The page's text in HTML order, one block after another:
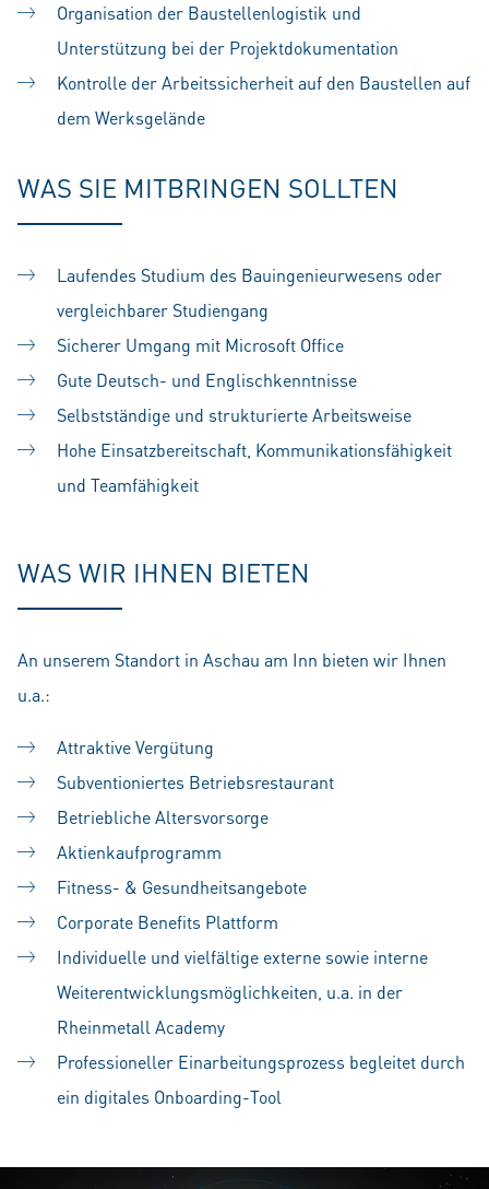
Organisation der Baustellenlogistik und
Unterstützung bei der Projektdokumentation
Kontrolle der Arbeitssicherheit auf den Baustellen auf
dem Werksgelände
WAS SIE MITBRINGEN SOLLTEN
Laufendes Studium des Bauingenieurwesens oder
vergleichbarer Studiengang
Sicherer Umgang mit Microsoft Office
Gute Deutsch- und Englischkenntnisse
Selbstständige und strukturierte Arbeitsweise
Hohe Einsatzbereitschaft, Kommunikationsfähigkeit
und Teamfähigkeit
WAS WIR IHNEN BIETEN
An unserem Standort in Aschau am Inn bieten wir Ihnen
u.a.:
Attraktive Vergütung
Subventioniertes Betriebsrestaurant
Betriebliche Altersvorsorge
Aktienkaufprogramm
Fitness- & Gesundheitsangebote
Corporate Benefits Plattform
Individuelle und vielfältige externe sowie interne
Weiterentwicklungsmöglichkeiten, u.a. in der
Rheinmetall Academy
Professioneller Einarbeitungsprozess begleitet durch
ein digitales Onboarding-Tool